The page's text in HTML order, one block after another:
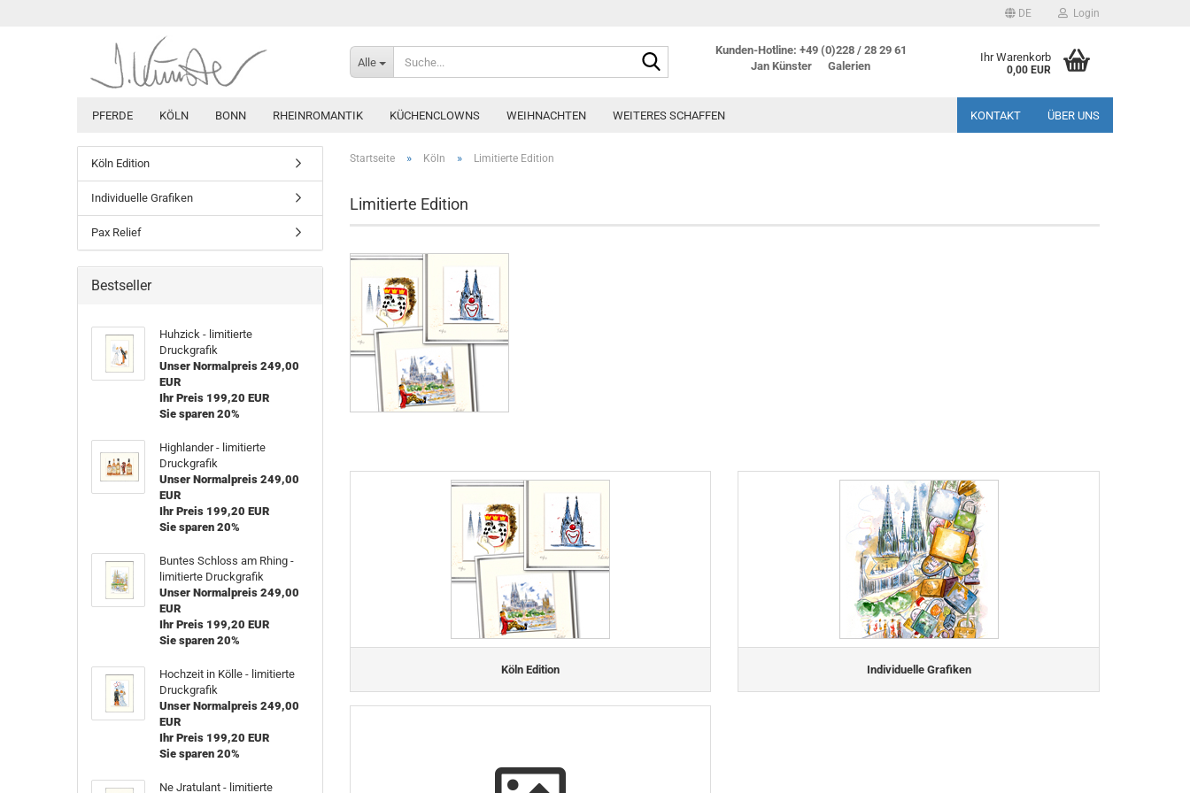
DE Login
Alle
Kunden-Hotline: +49 (0)228 / 28 29 61
Jan Künster
Galerien
Ihr Warenkorb
0,00 EUR
PFERDE KÖLN BONN RHEINROMANTIK KÜCHENCLOWNS WEIHNACHTEN WEITERES SCHAFFEN KONTAKT ÜBER UNS
Startseite » Köln » Limitierte Edition
Limitierte Edition
Köln Edition Individuelle Grafiken
Köln Edition
Individuelle Grafiken
Pax Relief
Bestseller
Huhzick - limitierte
Druckgrafik
Unser Normalpreis 249,00
EUR
Ihr Preis 199,20 EUR
Sie sparen 20%
Highlander - limitierte
Druckgrafik
Unser Normalpreis 249,00
EUR
Ihr Preis 199,20 EUR
Sie sparen 20%
Buntes Schloss am Rhing -
limitierte Druckgrafik
Unser Normalpreis 249,00
EUR
Ihr Preis 199,20 EUR
Sie sparen 20%
Hochzeit in Kölle - limitierte
Druckgrafik
Unser Normalpreis 249,00
EUR
Ihr Preis 199,20 EUR
Sie sparen 20%
Ne Jratulant - limitierte